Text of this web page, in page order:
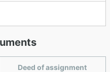
Deed of assignment